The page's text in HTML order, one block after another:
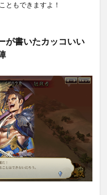
ともできますよ！
が書いたカッコいい